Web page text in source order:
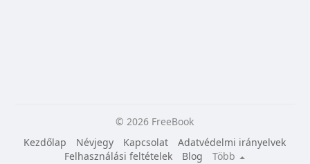
© 2026 FreeBook
Kezdőlap
Névjegy Kapcsolat
Adatvédelmi irányelvek
Felhasználási feltételek
Blog
Több